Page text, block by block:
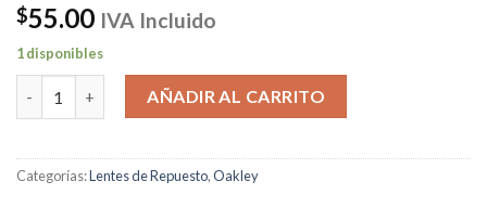
$55.00 IVA Incluido
1 disponibles
Repuestos de Lentes Chainlink Ruby Polarizadas Made in Usa
AÑADIR AL CARRITO
Categorías:Lentes de Repuesto,Oakley